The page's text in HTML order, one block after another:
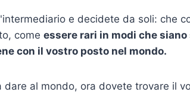
e decidete da soli: che
come essere rari in modi che
con il vostro posto nel mondo.
dare al mondo, ora dovete trovare il